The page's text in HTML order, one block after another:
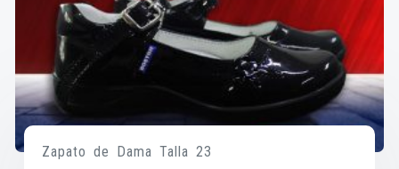
Zapato de Dama Talla 23